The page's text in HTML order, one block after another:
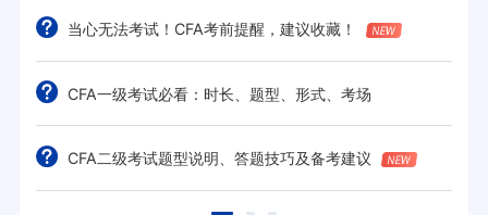
当心无法考试！CFA考前提醒，建议收藏！
CFA一级考试必看：时长、题型、形式、考场
CFA二级考试题型说明、答题技巧及备考建议